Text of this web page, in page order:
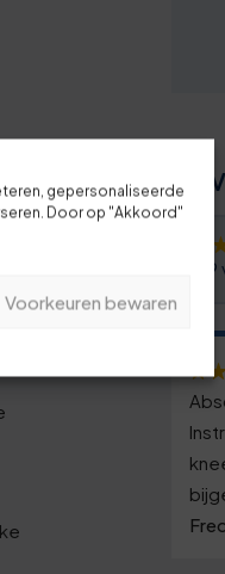
gepersonaliseerde
Door op "Akkoord"
Voorkeuren bewaren
ervaring.